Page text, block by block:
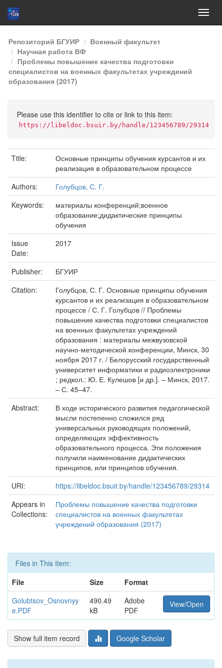
Skip
navigation
Репозиторий БГУИР
Военный факультет
Научная работа ВФ
Проблемы повышение качества подготовки
специалистов на военных факультетах учреждений
образования (2017)
Please use this identifier to cite or link to this item:
https://libeldoc.bsuir.by/handle/123456789/29314
Title:
Основные принципы обучения курсантов и их
реализация в образовательном процессе
Authors:
Голубцов, С. Г.
Keywords:
материалы конференций;военное
образование;дидактические принципы
обучения
Issue
Date:
2017
Publisher:
БГУИР
Citation:
Голубцов, С. Г. Основные принципы обучения
курсантов и их реализация в образовательном
процессе / С. Г. Голубцов // Проблемы
повышение качества подготовки специалистов
на военных факультетах учреждений
образования : материалы межвузовской
научно-методической конференции, Минск, 30
ноября 2017 г. / Белорусский государственный
университет информатики и радиоэлектроники
; редкол.: Ю. Е. Кулешов [и др.]. – Минск, 2017.
– С. 45–47.
Abstract:
В ходе исторического развития педагогической
мысли постепенно сложился ряд
универсальных руководящих положений,
определяющих эффективность
образовательного процесса. Эти положения
получили наименование дидактических
принципов, или принципов обучения.
URI:
https://libeldoc.bsuir.by/handle/123456789/29314
Appears in
Collections:
Проблемы повышение качества подготовки
специалистов на военных факультетах
учреждений образования (2017)
Files in This Item:
File
Size
Format
Golubtsov_Osnovnyy
e.PDF
490.49
kB
Adobe
PDF
View/Open
Show full item record Google Scholar